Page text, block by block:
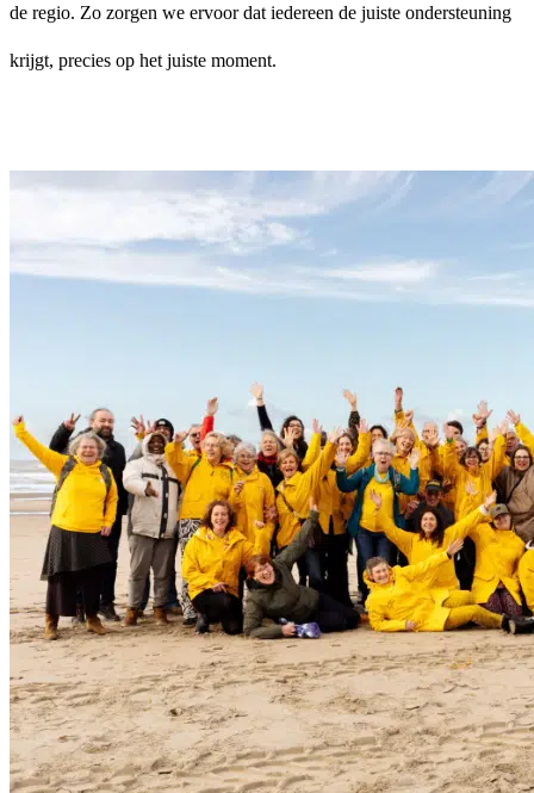
de regio. Zo zorgen we ervoor dat iedereen de juiste ondersteuning
krijgt, precies op het juiste moment.